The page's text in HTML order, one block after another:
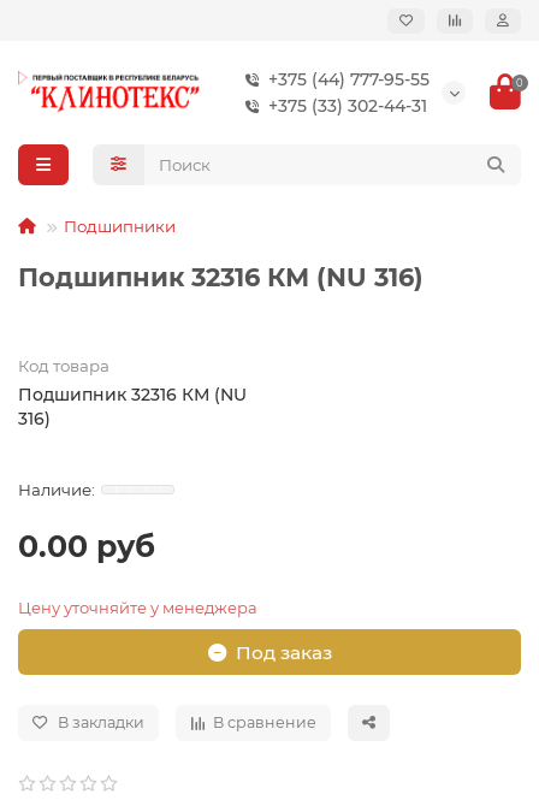
+375 (44) 777-95-55
+375 (33) 302-44-31
0
Подшипники
Подшипник 32316 КМ (NU 316)
Код товара
Подшипник 32316 КМ (NU
316)
0.00 руб
Цену уточняйте у менеджера
Под заказ
В закладки В сравнение